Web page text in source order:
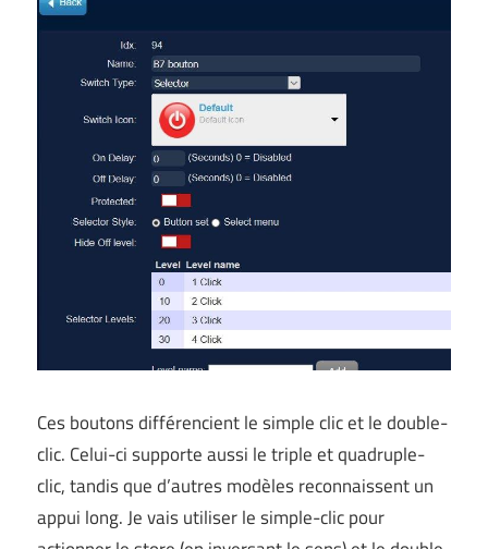
Ces boutons différencient le simple clic et le double-
clic. Celui-ci supporte aussi le triple et quadruple-
clic, tandis que d’autres modèles reconnaissent un
appui long. Je vais utiliser le simple-clic pour